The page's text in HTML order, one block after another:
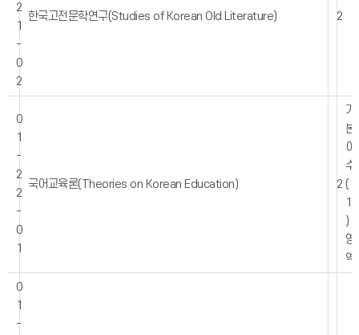
2
1
-
0
2
한국고전문학연구(Studies of Korean Old Literature) 2
0
1
-
2
2
-
0
1
국어교육론(Theories on Korean Education) 2
기
본
이
수
(
1
)
영
역
0
1
-